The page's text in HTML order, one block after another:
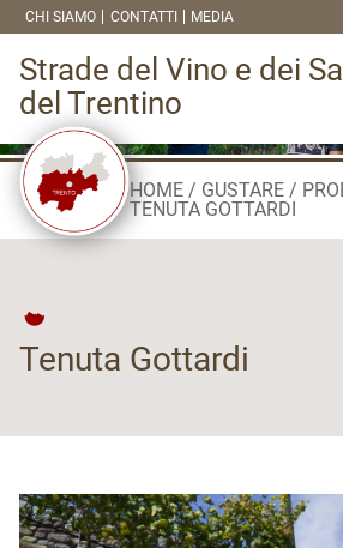
CHI SIAMO CONTATTI MEDIA
Strade del Vino e dei
del Trentino
HOME GUSTARE
TENUTA GOTTARDI
Tenuta Gottardi